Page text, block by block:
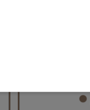
Ellátás: